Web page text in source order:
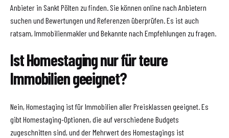
Anbieter in Sankt Pölten zu finden. Sie können online nach Anbietern
suchen und Bewertungen und Referenzen überprüfen. Es ist auch
ratsam, Immobilienmakler und Bekannte nach Empfehlungen zu fragen.
Ist Homestaging nur für teure
Immobilien geeignet?
Nein, Homestaging ist für Immobilien aller Preisklassen geeignet. Es
gibt Homestaging-Optionen, die auf verschiedene Budgets
zugeschnitten sind, und der Mehrwert des Homestagings ist